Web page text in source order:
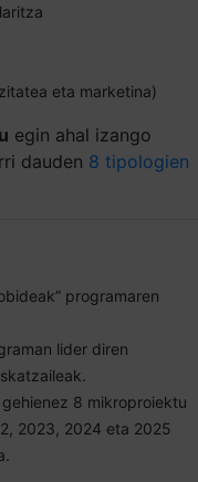
eta marketina)
egin ahal izango
dauden 8 tipologien
programaren
lider diren
8 mikroproiektu
2023, 2024 eta 2025